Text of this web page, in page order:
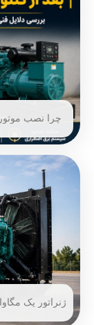
چرا نصب موتور
ژنراتور یک